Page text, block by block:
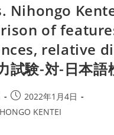
タ
ー
ベ
ー
ス
credentials:
Kanji
(Kanken)
level
and
Nihongo
Nihongo
of
relative
試験-対-日本語
Post
published:
2022年1月4日
KENTEI